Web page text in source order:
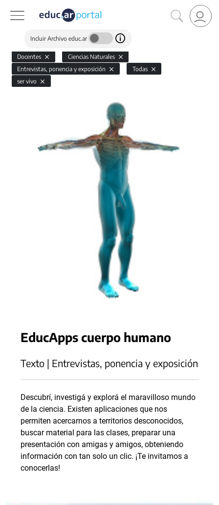
Incluir Archivo educ.ar
Docentes
Ciencias Naturales
Entrevistas, ponencia y exposición
Todas
ser vivo
EducApps cuerpo humano
Texto | Entrevistas, ponencia y exposición
Descubrí, investigá y explorá el maravilloso mundo
de la ciencia. Existen aplicaciones que nos
permiten acercarnos a territorios desconocidos,
buscar material para las clases, preparar una
presentación con amigas y amigos, obteniendo
información con tan solo un clic. ¡Te invitamos a
conocerlas!